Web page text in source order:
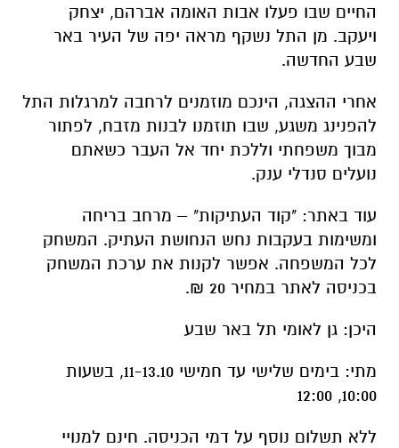
החיים שבו פעלו אבות האומה אברהם, יצחק
ויעקב. מן התל נשקף מראה יפה של העיר באר
שבע החדשה.
אחרי ההצגה, הינכם מוזמנים לרחבה למרגלות התל
להפנינג משגע, שבו תוזמנו לבנות מזבח, לפתור
מבוך משפחתי וללכת יחד אל העבר כשאתם
נועלים סנדלי ענק.
עוד באתר: "קוד העתיקות" – מרחב בריחה
ומשימות בעקבות נחש הנחושת העתיק. המשחק
לכל המשפחה. אפשר לקנות את ערכת המשחק
בכניסה לאתר במחיר 20 ₪.
היכן: גן לאומי תל באר שבע
מתי: בימים שלישי עד חמישי 11-13.10, בשעות
10:00, 12:00
ללא תשלום נוסף על דמי הכניסה. חינם למנויי